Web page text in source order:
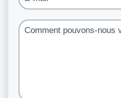
Comment pouvons-